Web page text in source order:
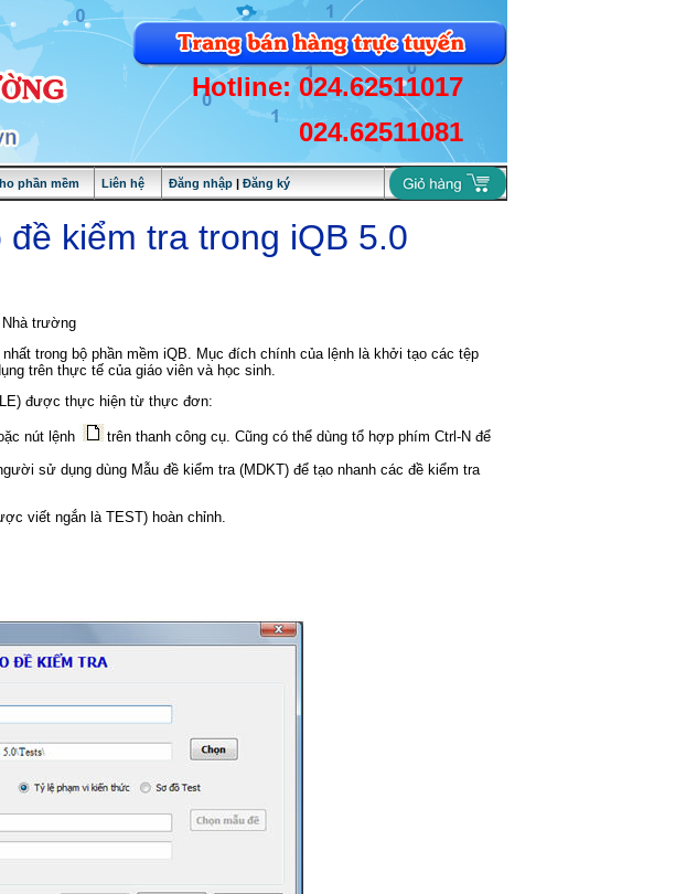
Hotline: 024.62511017
024.62511081
phần mềm Liên hệ Đăng nhập | Đăng ký
kiểm tra trong iQB 5.0
Nhà trường
trong bộ phần mềm iQB. Mục đích chính của lệnh là khởi tạo các tệp
trên thực tế của giáo viên và học sinh.
được thực hiện từ thực đơn:
nút lệnh
trên thanh công cụ. Cũng có thể dùng tổ hợp phím Ctrl-N để
sử dụng dùng Mẫu đề kiểm tra (MDKT) để tạo nhanh các đề kiểm tra
viết ngắn là TEST) hoàn chỉnh.